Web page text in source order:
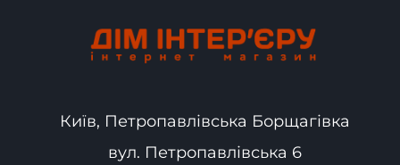
Київ, Петропавлівська Борщагівка
вул. Петропавлівська 6